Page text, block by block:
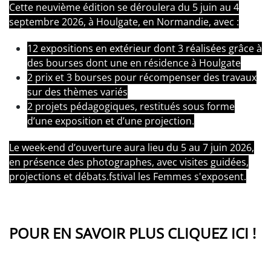
Cette neuvième édition se déroulera du 5 juin au 4
septembre 2026, à Houlgate, en Normandie, avec :
12 expositions en extérieur dont 3 réalisées grâce à
des bourses dont une en résidence à Houlgate
2 prix et 3 bourses pour récompenser des travaux
sur des thèmes variés
2 projets pédagogiques, restitués sous forme
d’une exposition et d’une projection.
Le week-end d’ouverture aura lieu du 5 au 7 juin 2026,
en présence des photographes, avec visites guidées,
projections et débats.fstival les Femmes s'exposent.
POUR EN SAVOIR PLUS CLIQUEZ ICI !